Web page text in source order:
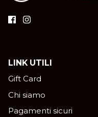
LINK UTILI
Gift Card
Chi siamo
Pagamenti sicuri